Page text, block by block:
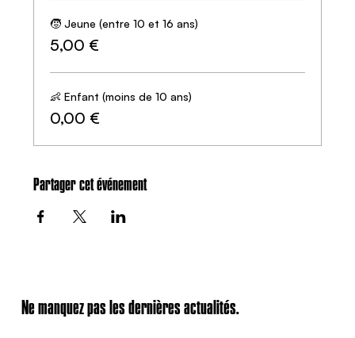
🧒 Jeune (entre 10 et 16 ans)
5,00 €
👶 Enfant (moins de 10 ans)
0,00 €
Partager cet événement
Ne manquez pas les dernières actualités.